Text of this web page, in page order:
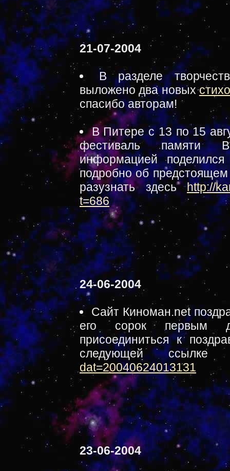
21-07-2004
В разделе
выложено два новых
спасибо авторам!
В Питере с 13 по 15
фестиваль памяти
информацией
подробно об
разузнать здесьhttp://
t=686
24-06-2004
Сайт Киноман.net
его сорок первым
присоединиться к
следующей
dat=20040624013131
23-06-2004